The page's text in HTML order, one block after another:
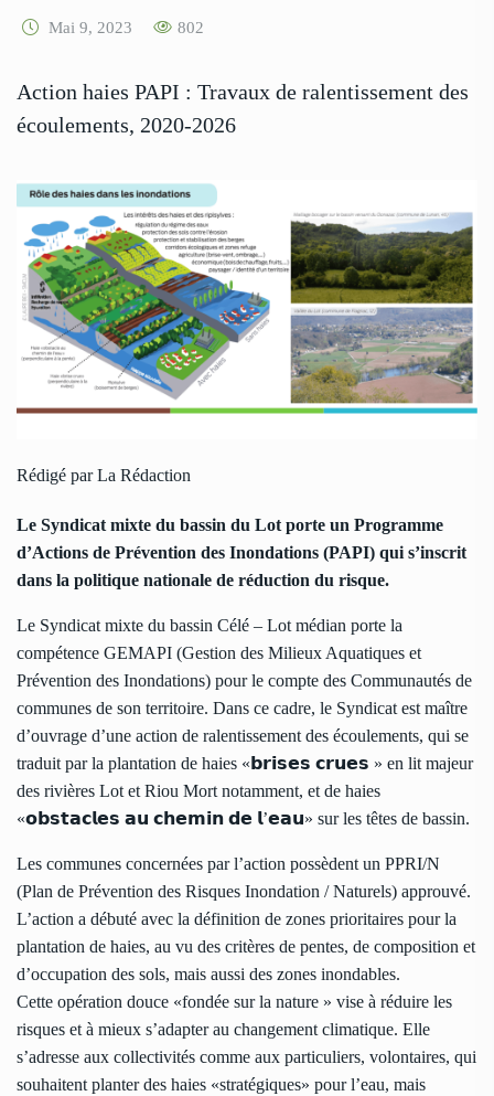
Mai 9, 2023 802
Action haies PAPI : Travaux de ralentissement des
écoulements, 2020-2026
Rédigé par La Rédaction
Le Syndicat mixte du bassin du Lot porte un Programme
d’Actions de Prévention des Inondations (PAPI) qui s’inscrit
dans la politique nationale de réduction du risque.
Le Syndicat mixte du bassin Célé – Lot médian porte la
compétence GEMAPI (Gestion des Milieux Aquatiques et
Prévention des Inondations) pour le compte des Communautés de
communes de son territoire. Dans ce cadre, le Syndicat est maître
d’ouvrage d’une action de ralentissement des écoulements, qui se
traduit par la plantation de haies «𝗯𝗿𝗶𝘀𝗲𝘀 𝗰𝗿𝘂𝗲𝘀 » en lit majeur
des rivières Lot et Riou Mort notamment, et de haies
«𝗼𝗯𝘀𝘁𝗮𝗰𝗹𝗲𝘀 𝗮𝘂 𝗰𝗵𝗲𝗺𝗶𝗻 𝗱𝗲 𝗹’𝗲𝗮𝘂» sur les têtes de bassin.
Les communes concernées par l’action possèdent un PPRI/N
(Plan de Prévention des Risques Inondation / Naturels) approuvé.
L’action a débuté avec la définition de zones prioritaires pour la
plantation de haies, au vu des critères de pentes, de composition et
d’occupation des sols, mais aussi des zones inondables.
Cette opération douce «fondée sur la nature » vise à réduire les
risques et à mieux s’adapter au changement climatique. Elle
s’adresse aux collectivités comme aux particuliers, volontaires, qui
souhaitent planter des haies «stratégiques» pour l’eau, mais